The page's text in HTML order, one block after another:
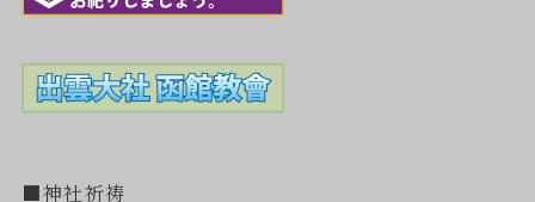
■神社祈祷